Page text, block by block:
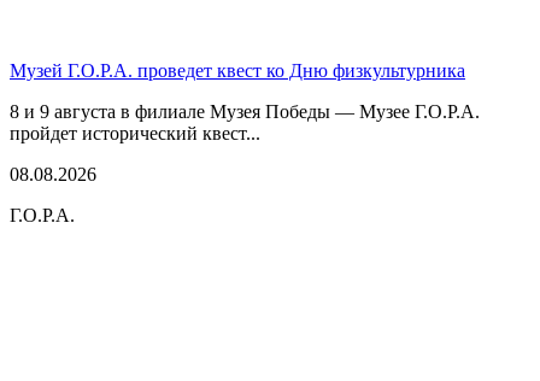
Музей Г.О.Р.А. проведет квест ко Дню физкультурника
8 и 9 августа в филиале Музея Победы — Музее Г.О.Р.А.
пройдет исторический квест...
08.08.2026
Г.О.Р.А.